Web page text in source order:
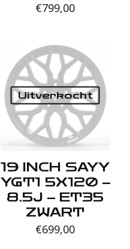
€799,00
Uitverkocht
19 INCH SAYY
YGT1 5X120 –
8.5J – ET35
ZWART
€699,00